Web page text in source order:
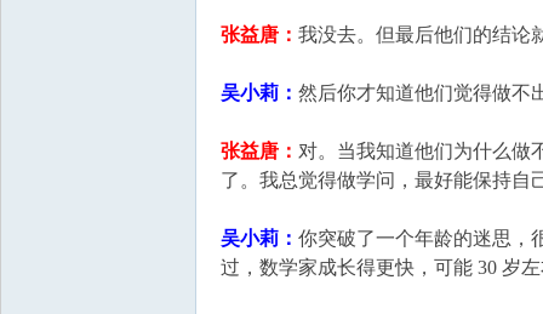
张益唐： 我没去。但最后他们的结论
吴小莉： 然后你才知道他们觉得做不
张益唐： 对。当我知道他们为什么做
了。我总觉得做学问，最好能保持自
吴小莉： 你突破了一个年龄的迷思，
过，数学家成长得更快，可能 30 岁